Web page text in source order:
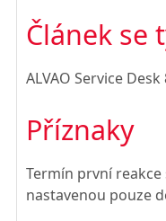
Článek se
ALVAO Service Desk
Příznaky
Termín první
nastavenou pouze